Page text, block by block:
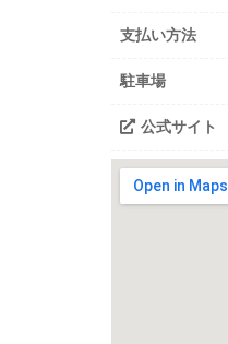
支払い方法
駐車場
公式サイト